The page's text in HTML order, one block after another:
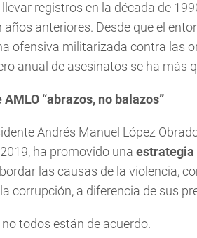
registros en la década de
años anteriores. Desde que el
ofensiva militarizada contra las
anual de asesinatos se ha más
“abrazos, no balazos”
Andrés Manuel López
ha promovido una estrategia
las causas de la violencia,
corrupción, a diferencia de sus
todos están de acuerdo.